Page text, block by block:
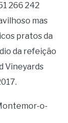
266 242
mas
pratos da
da refeição
Vineyards